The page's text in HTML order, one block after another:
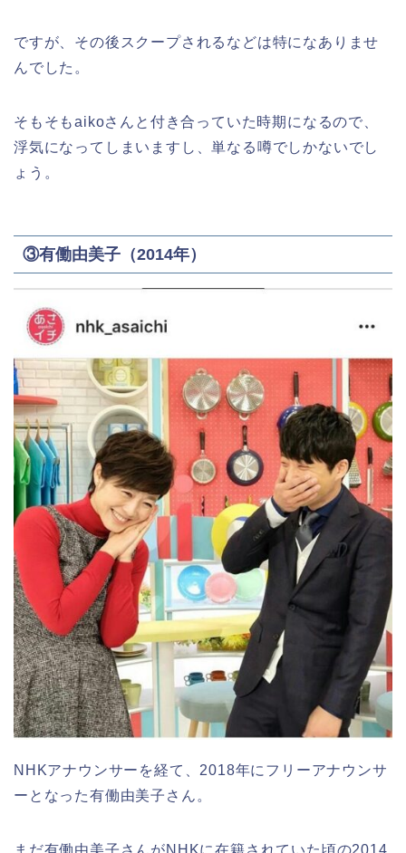
ですが、その後スクープされるなどは特になありませ
んでした。
そもそもaikoさんと付き合っていた時期になるので、
浮気になってしまいますし、単なる噂でしかないでし
ょう。
③有働由美子（2014年）
NHKアナウンサーを経て、2018年にフリーアナウンサ
ーとなった有働由美子さん。
まだ有働由美子さんがNHKに在籍されていた頃の2014